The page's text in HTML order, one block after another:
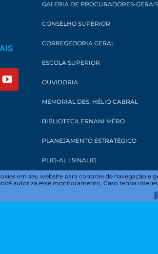
GALERIA DE PROCURADORES-GERAIS
CONSELHO SUPERIOR
CORREGEDORIA GERAL
ESCOLA SUPERIOR
OUVIDORIA
MEMORIAL DES. HÉLIO CABRAL
BIBLIOTECA ERNANI MÉRO
PLANEJAMENTO ESTRATÉGICO
PLID-AL | SINALID
em seu website para controle de navegação
autoriza esse monitoramento. Caso tenha